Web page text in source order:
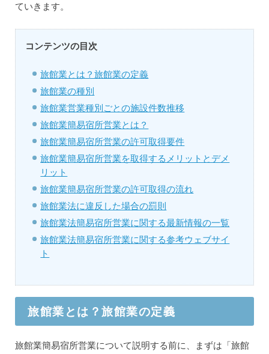
ていきます。
コンテンツの目次
旅館業とは？旅館業の定義
旅館業の種別
旅館業営業種別ごとの施設件数推移
旅館業簡易宿所営業とは？
旅館業簡易宿所営業の許可取得要件
旅館業簡易宿所営業を取得するメリットとデメ
リット
旅館業簡易宿所営業の許可取得の流れ
旅館業法に違反した場合の罰則
旅館業法簡易宿所営業に関する最新情報の一覧
旅館業法簡易宿所営業に関する参考ウェブサイ
ト
旅館業とは？旅館業の定義
旅館業簡易宿所営業について説明する前に、まずは「旅館